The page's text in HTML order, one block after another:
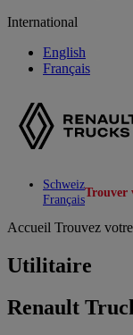
International
English
Français
Schweiz
Français
Trouver
Accueil Trouvez
Utilitaire
Renault